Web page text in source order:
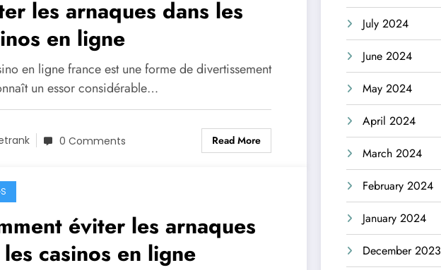
les arnaques dans les
en ligne
en ligne france est une forme de divertissement
un essor considérable…
0 Comments Read More
éviter les arnaques
casinos en ligne
July 2024
June 2024
May 2024
April 2024
March 2024
February 2024
January 2024
December 2023